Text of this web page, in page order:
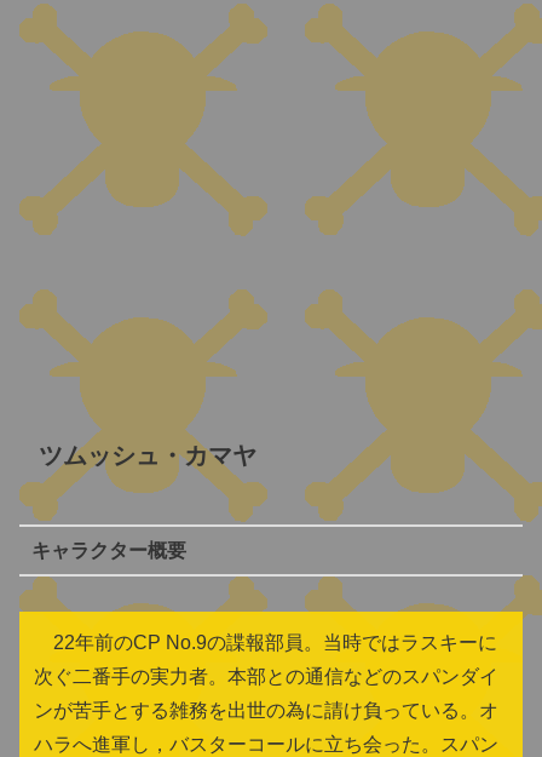
ツムッシュ・カマヤ
キャラクター概要
22年前のCP No.9の諜報部員。当時ではラスキーに
次ぐ二番手の実力者。本部との通信などのスパンダイ
ンが苦手とする雑務を出世の為に請け負っている。オ
ハラへ進軍し，バスターコールに立ち会った。スパン